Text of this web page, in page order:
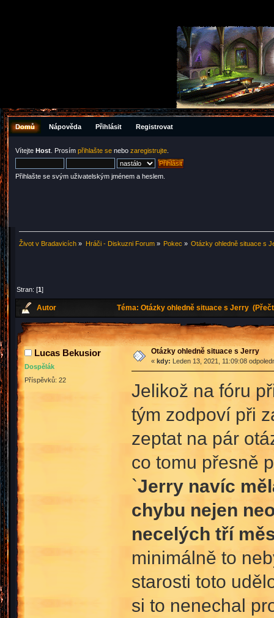
Domů Nápověda Přihlásit Registrovat
Vítejte Host . Prosím přihlašte se nebo zaregistrujte
Přihlašte se svým uživatelským jménem a heslem.
Život v Bradavicích » Hráči - Diskuzni Forum» Pokec » Otázky ohledně situace s
Stran: [1]
Autor Téma: Otázky ohledně situace s Jerry
Lucas Bekusior
Dospělák
Příspěvků: 22
Otázky ohledně situace s Jerry
« kdy: Leden 13, 2021, 11:09:08
Jelikož na fóru
tým zodpoví při
zeptat na pár
co tomu přesně
`Jerry navíc
chybu nejen
necelých tří
minimálně to
starosti toto
si to nenechal